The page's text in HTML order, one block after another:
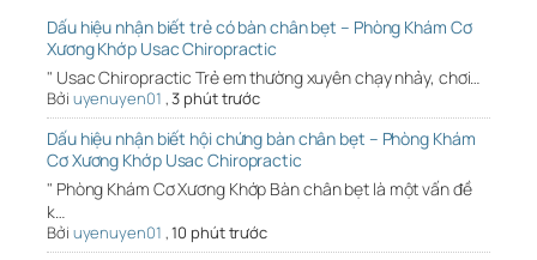
Dấu hiệu nhận biết trẻ có bàn chân bẹt – Phòng Khám Cơ
Xương Khớp Usac Chiropractic
" Usac Chiropractic Trẻ em thường xuyên chạy nhảy, chơi…
Bởi uyenuyen01 ,3 phút trước
Dấu hiệu nhận biết hội chứng bàn chân bẹt – Phòng Khám
Cơ Xương Khớp Usac Chiropractic
" Phòng Khám Cơ Xương Khớp Bàn chân bẹt là một vấn đề
k…
Bởi uyenuyen01 ,10 phút trước